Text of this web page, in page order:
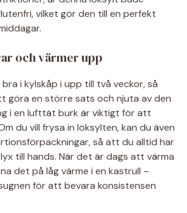
vilket gör den till en perfekt
och värmer upp
i kylskåp i upp till två veckor, så
göra en större sats och njuta av den
i en lufttät burk är viktigt för att
du vill frysa in löksylten, kan du även
så att du alltid har
till hands. När det är dags att värma
det på låg värme i en kastrull –
för att bevara konsistensen